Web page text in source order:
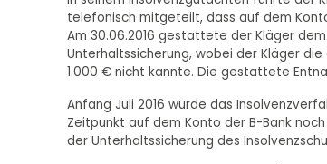
telefonisch mitgeteilt, dass auf dem
Am 30.06.2016 gestattete der Kläger
Unterhaltssicherung, wobei der Kläger
1.000 € nicht kannte. Die gestattete
Anfang Juli 2016 wurde das
Zeitpunkt auf dem Konto der B-Bank
der Unterhaltssicherung des